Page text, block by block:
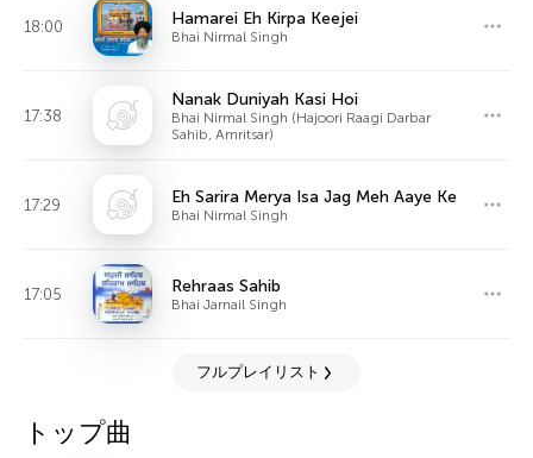
18:00 Hamarei Eh Kirpa Keejei
Bhai Nirmal Singh
17:38
Nanak Duniyah Kasi Hoi
Bhai Nirmal Singh (Hajoori Raagi Darbar
Sahib, Amritsar)
17:29 Eh Sarira Merya Isa Jag Meh Aaye Ke
Bhai Nirmal Singh
17:05 Rehraas Sahib
Bhai Jarnail Singh
フルプレイリスト
トップ曲